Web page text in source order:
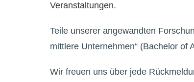
Veranstaltungen.
Teile unserer angewandten
mittlere Unternehmen“ (Bachelor of
Wir freuen uns über jede